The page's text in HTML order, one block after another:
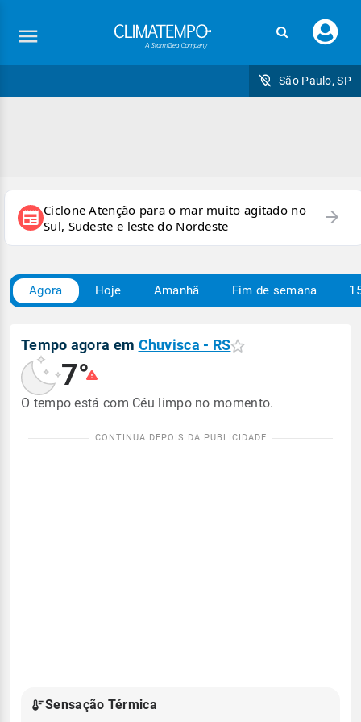
seu
São Paulo, SP
newspaper Ciclone Atenção para o mar muito agitado no
Sul, Sudeste e leste do Nordeste
arrow_forward
Agora Hoje Amanhã Fim de semana
Tempo agora em Chuvisca - RS
7°
O tempo está com Céu limpo no momento.
Sensação Térmica